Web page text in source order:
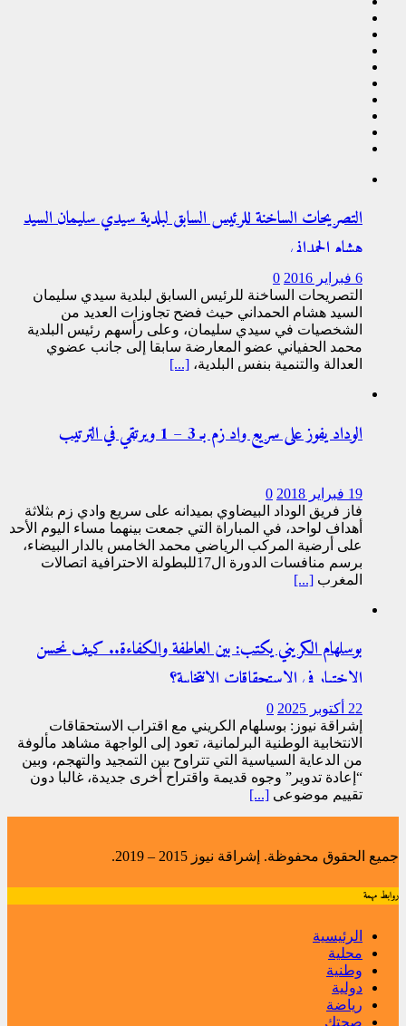
التصريحات الساخنة للرئيس السابق لبلدية سيدي سليمان السيد
هشام الحمداني
6 فبراير 2016
0
التصريحات الساخنة للرئيس السابق لبلدية سيدي سليمان
السيد هشام الحمداني حيث فضح تجاوزات العديد من
الشخصيات في سيدي سليمان، وعلى رأسهم رئيس البلدية
محمد الحفياني عضو المعارضة سابقا إلى جانب عضوي
العدالة والتنمية بنفس البلدية، [...]
الوداد يفوز على سريع واد زم بـ 3 – 1 ويرتقي في الترتيب
19 فبراير 2018
0
فاز فريق الوداد البيضاوي بميدانه على سريع وادي زم بثلاثة
أهداف لواحد، في المباراة التي جمعت بينهما مساء اليوم الأحد
على أرضية المركب الرياضي محمد الخامس بالدار البيضاء،
برسم منافسات الدورة ال17للبطولة الاحترافية اتصالات
المغرب [...]
بوسلهام الكريني يكتب: بين العاطفة والكفاءة.. كيف نحسن
الاختيار في الاستحقاقات الانتخابية؟
22 أكتوبر 2025
0
إشراقة نيوز: بوسلهام الكريني مع اقتراب الاستحقاقات
الانتخابية الوطنية البرلمانية، تعود إلى الواجهة مشاهد مألوفة
من الدعاية السياسية التي تتراوح بين التمجيد والتهجم، وبين
“إعادة تدوير” وجوه قديمة واقتراح أخرى جديدة، غالبا دون
تقييم موضوعي [...]
جميع الحقوق محفوظة. إشراقة نيوز 2015 – 2019.
روابط مهمة
الرئيسية
محلية
وطنية
دولية
رياضة
صحتك